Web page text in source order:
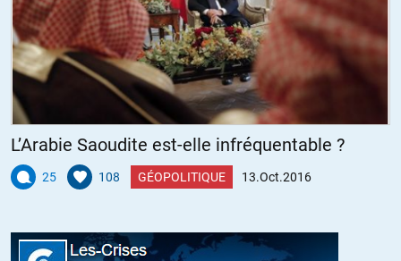
L’Arabie Saoudite est-elle infréquentable ?
25 108 GÉOPOLITIQUE 13.Oct.2016